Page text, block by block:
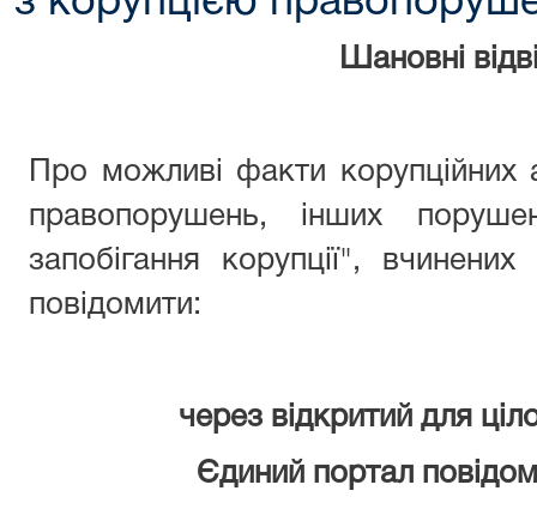
Шановні
Про можливі факти
правопорушень, інших
запобігання корупції", вчинених
повідомити:
через відкритий для
Єдиний портал